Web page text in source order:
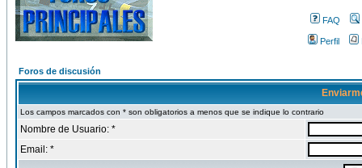
FAQ
Perfil
Foros de discusión
Los campos marcados con * son obligatorios a menos que se indique lo contrario
Nombre de Usuario: *
Email: *